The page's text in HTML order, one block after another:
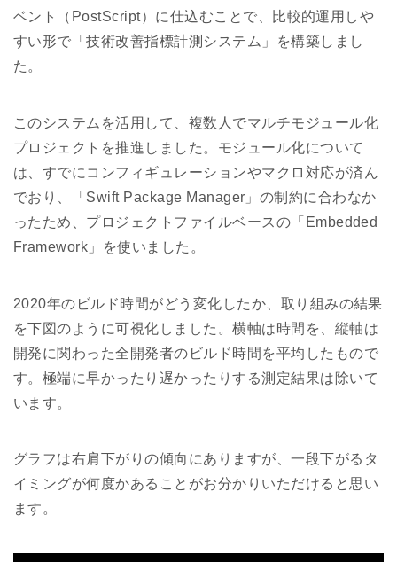
ベント（PostScript）に仕込むことで、比較的運用しや
すい形で「技術改善指標計測システム」を構築しまし
た。
このシステムを活用して、複数人でマルチモジュール化
プロジェクトを推進しました。モジュール化について
は、すでにコンフィギュレーションやマクロ対応が済ん
でおり、「Swift Package Manager」の制約に合わなか
ったため、プロジェクトファイルベースの「Embedded
Framework」を使いました。
2020年のビルド時間がどう変化したか、取り組みの結果
を下図のように可視化しました。横軸は時間を、縦軸は
開発に関わった全開発者のビルド時間を平均したもので
す。極端に早かったり遅かったりする測定結果は除いて
います。
グラフは右肩下がりの傾向にありますが、一段下がるタ
イミングが何度かあることがお分かりいただけると思い
ます。